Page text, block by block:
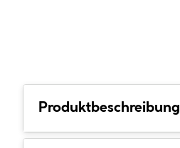
Produktbeschreibung